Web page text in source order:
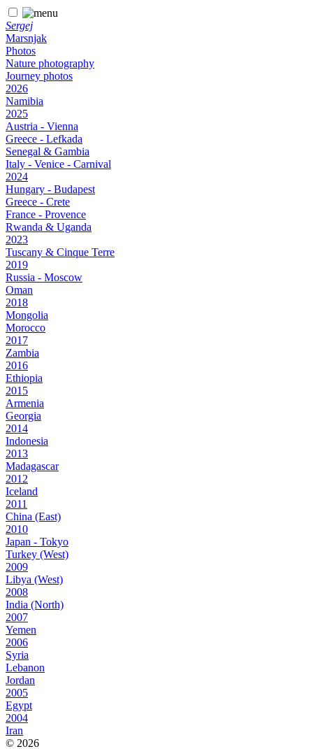
Sergej
Marsnjak
Photos
Nature photography
Journey photos
2026
Namibia
2025
Austria - Vienna
Greece - Lefkada
Senegal & Gambia
Italy - Venice - Carnival
2024
Hungary - Budapest
Greece - Crete
France - Provence
Rwanda & Uganda
2023
Tuscany & Cinque Terre
2019
Russia - Moscow
Oman
2018
Mongolia
Morocco
2017
Zambia
2016
Ethiopia
2015
Armenia
Georgia
2014
Indonesia
2013
Madagascar
2012
Iceland
2011
China (East)
2010
Japan - Tokyo
Turkey (West)
2009
Libya (West)
2008
India (North)
2007
Yemen
2006
Syria
Lebanon
Jordan
2005
Egypt
2004
Iran
© 2026